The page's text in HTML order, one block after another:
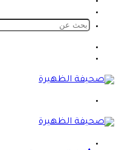
المظلم